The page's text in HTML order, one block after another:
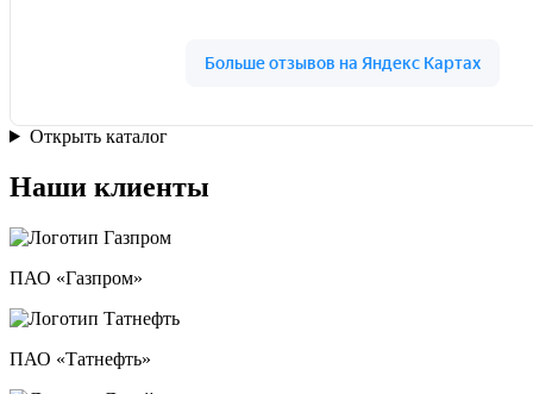
Открыть каталог
Наши клиенты
ПАО «Газпром»
ПАО «Татнефть»